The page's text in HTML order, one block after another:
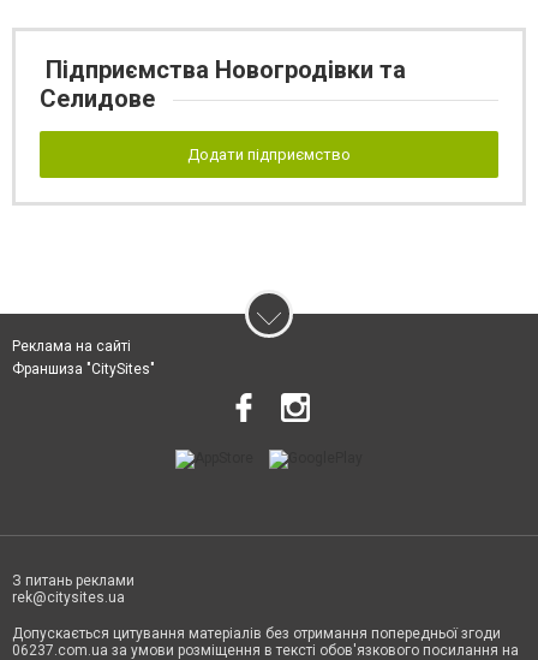
Підприємства Новогродівки та
Селидове
Додати підприємство
Реклама на сайті
Франшиза "CitySites"
З питань реклами
rek@citysites.ua
Допускається цитування матеріалів без отримання попередньої згоди
06237.com.ua за умови розміщення в тексті обов'язкового посилання на